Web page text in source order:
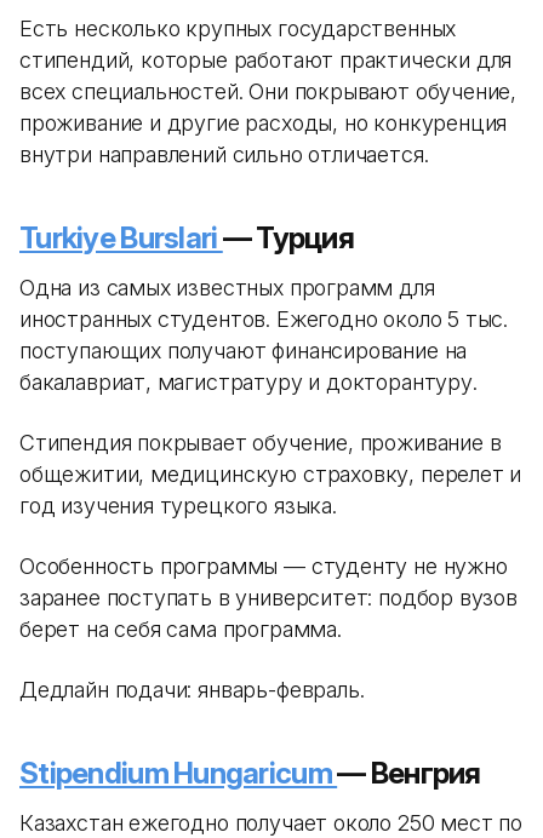
Есть несколько крупных государственных
стипендий, которые работают практически для
всех специальностей. Они покрывают обучение,
проживание и другие расходы, но конкуренция
внутри направлений сильно отличается.
Turkiye Burslari— Турция
Одна из самых известных программ для
иностранных студентов. Ежегодно около 5 тыс.
поступающих получают финансирование на
бакалавриат, магистратуру и докторантуру.
Стипендия покрывает обучение, проживание в
общежитии, медицинскую страховку, перелет и
год изучения турецкого языка.
Особенность программы — студенту не нужно
заранее поступать в университет: подбор вузов
берет на себя сама программа.
Дедлайн подачи: январь-февраль.
Stipendium Hungaricum— Венгрия
Казахстан ежегодно получает около 250 мест по